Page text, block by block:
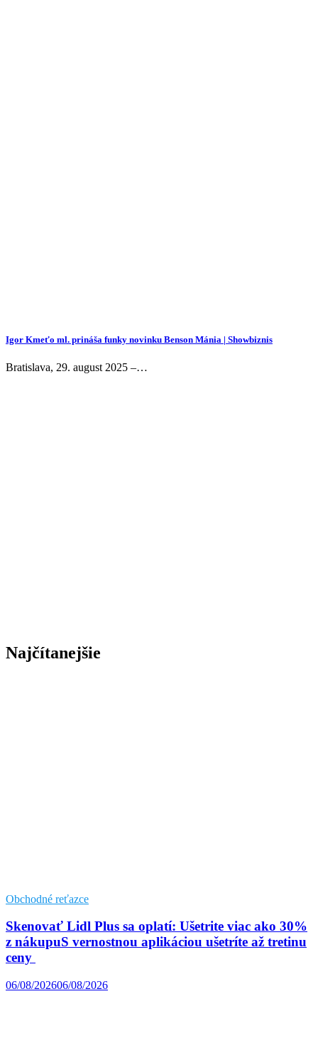
Igor Kmeťo ml. prináša funky novinku Benson Mánia | Showbiznis
Bratislava, 29. august 2025 –…
Najčítanejšie
Obchodné reťazce
Skenovať Lidl Plus sa oplatí: Ušetrite viac ako 30%
z nákupuS vernostnou aplikáciou ušetríte až tretinu
ceny
06/08/202606/08/2026